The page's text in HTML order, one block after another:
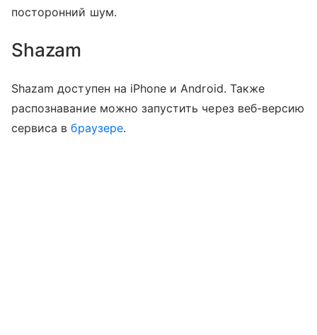
посторонний шум.
Shazam
Shazam доступен на iPhone и Android. Также
распознавание можно запустить через веб-версию
сервиса вбраузере.